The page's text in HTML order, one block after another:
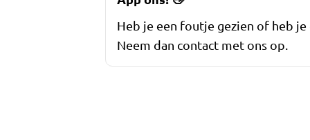
Heb je een foutje gezien of heb
Neem dan contact met ons op.